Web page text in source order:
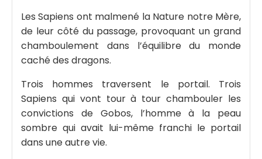
Les Sapiens ont malmené la Nature notre Mère,
de leur côté du passage, provoquant un grand
chamboulement dans l’équilibre du monde
caché des dragons.
Trois hommes traversent le portail. Trois
Sapiens qui vont tour à tour chambouler les
convictions de Gobos, l’homme à la peau
sombre qui avait lui-même franchi le portail
dans une autre vie.